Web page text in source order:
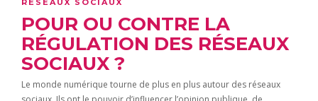
POUR OU CONTRE LA
RÉGULATION DES RÉSEAUX
SOCIAUX ?
Le monde numérique tourne de plus en plus autour des réseaux